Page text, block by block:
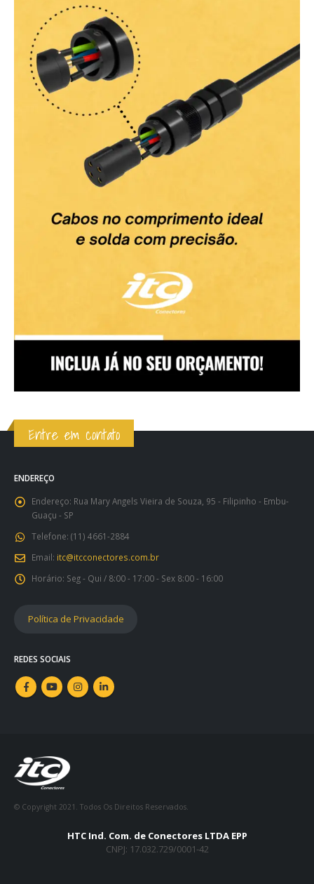
Entre em contato
ENDEREÇO
Endereço: Rua Mary Angels Vieira de Souza, 95 - Filipinho - Embu-
Guaçu - SP
Telefone: (11) 4661-2884
Email: itc@itcconectores.com.br
Horário: Seg - Qui / 8:00 - 17:00 - Sex 8:00 - 16:00
Política de Privacidade
REDES SOCIAIS
© Copyright 2021. Todos Os Direitos Reservados.
HTC Ind. Com. de Conectores LTDA EPP
CNPJ: 17.032.729/0001-42